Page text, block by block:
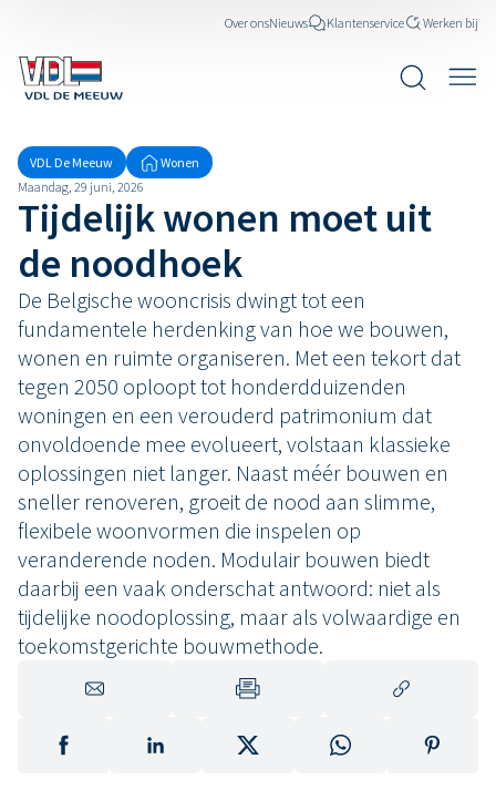
Over onsNieuws Klantenservice Werken bij
VDL De Meeuw
Wonen
Maandag, 29 juni, 2026
Tijdelijk wonen moet uit
de noodhoek
De Belgische wooncrisis dwingt tot een
fundamentele herdenking van hoe we bouwen,
wonen en ruimte organiseren. Met een tekort dat
tegen 2050 oploopt tot honderdduizenden
woningen en een verouderd patrimonium dat
onvoldoende mee evolueert, volstaan klassieke
oplossingen niet langer. Naast méér bouwen en
sneller renoveren, groeit de nood aan slimme,
flexibele woonvormen die inspelen op
veranderende noden. Modulair bouwen biedt
daarbij een vaak onderschat antwoord: niet als
tijdelijke noodoplossing, maar als volwaardige en
toekomstgerichte bouwmethode.